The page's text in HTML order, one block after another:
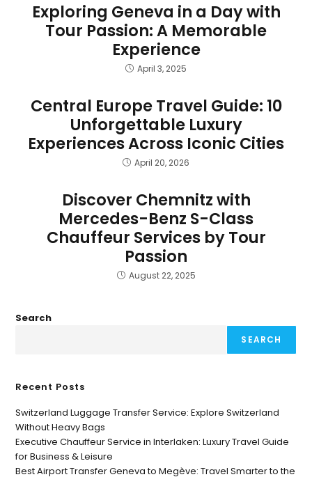
Exploring Geneva in a Day with
Tour Passion: A Memorable
Experience
April 3, 2025
Central Europe Travel Guide: 10
Unforgettable Luxury
Experiences Across Iconic Cities
April 20, 2026
Discover Chemnitz with
Mercedes-Benz S-Class
Chauffeur Services by Tour
Passion
August 22, 2025
Search
SEARCH
Recent Posts
Switzerland Luggage Transfer Service: Explore Switzerland
Without Heavy Bags
Executive Chauffeur Service in Interlaken: Luxury Travel Guide
for Business & Leisure
Best Airport Transfer Geneva to Megève: Travel Smarter to the